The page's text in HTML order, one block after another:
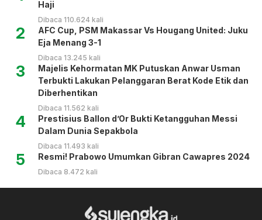
Haji
Dibaca 110.624 kali
2
AFC Cup, PSM Makassar Vs Hougang United: Juku
Eja Menang 3-1
Dibaca 13.245 kali
3
Majelis Kehormatan MK Putuskan Anwar Usman
Terbukti Lakukan Pelanggaran Berat Kode Etik dan
Diberhentikan
Dibaca 11.562 kali
4
Prestisius Ballon d’Or Bukti Ketangguhan Messi
Dalam Dunia Sepakbola
Dibaca 11.493 kali
5 Resmi! Prabowo Umumkan Gibran Cawapres 2024
Dibaca 8.472 kali